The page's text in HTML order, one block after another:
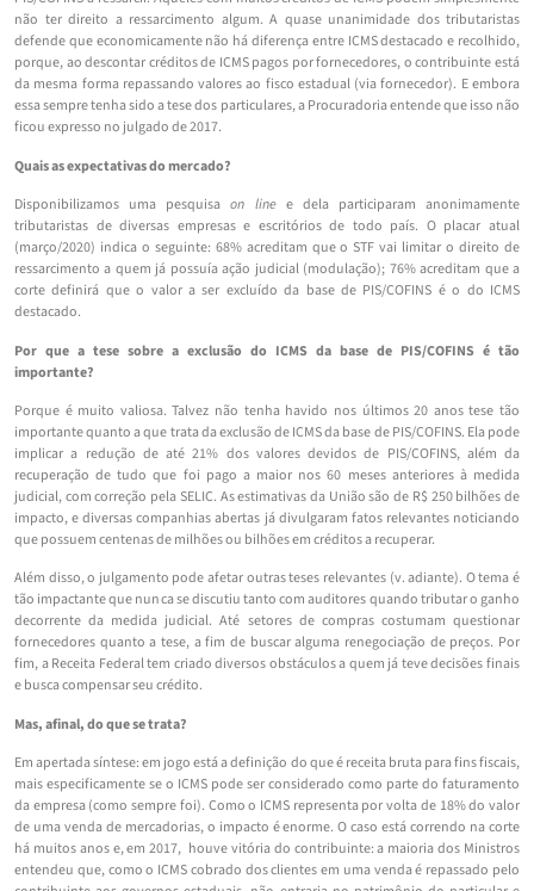
não ter direito a ressarcimento algum. A quase unanimidade dos tributaristas
defende que economicamente não há diferença entre ICMS destacado e recolhido,
porque, ao descontar créditos de ICMS pagos por fornecedores, o contribuinte está
da mesma forma repassando valores ao fisco estadual (via fornecedor). E embora
essa sempre tenha sido a tese dos particulares, a Procuradoria entende que isso não
ficou expresso no julgado de 2017.
Quais as expectativas do mercado?
Disponibilizamos uma pesquisaon linee dela participaram anonimamente
tributaristas de diversas empresas e escritórios de todo país. O placar atual
(março/2020) indica o seguinte: 68% acreditam que o STF vai limitar o direito de
ressarcimento a quem já possuía ação judicial (modulação); 76% acreditam que a
corte definirá que o valor a ser excluído da base de PIS/COFINS é o do ICMS
destacado.
Por que a tese sobre a exclusão do ICMS da base de PIS/COFINS é tão
importante?
Porque é muito valiosa. Talvez não tenha havido nos últimos 20 anos tese tão
importante quanto a que trata da exclusão de ICMS da base de PIS/COFINS. Ela pode
implicar a redução de até 21% dos valores devidos de PIS/COFINS, além da
recuperação de tudo que foi pago a maior nos 60 meses anteriores à medida
judicial, com correção pela SELIC. As estimativas da União são de R$ 250 bilhões de
impacto, e diversas companhias abertas já divulgaram fatos relevantes noticiando
que possuem centenas de milhões ou bilhões em créditos a recuperar.
Além disso, o julgamento pode afetar outras teses relevantes (v. adiante). O tema é
tão impactante que nunca se discutiu tanto com auditores quando tributar o ganho
decorrente da medida judicial. Até setores de compras costumam questionar
fornecedores quanto a tese, a fim de buscar alguma renegociação de preços. Por
fim, a Receita Federal tem criado diversos obstáculos a quem já teve decisões finais
e busca compensar seu crédito.
Mas, afinal, do que se trata?
Em apertada síntese: em jogo está a definição do que é receita bruta para fins fiscais,
mais especificamente se o ICMS pode ser considerado como parte do faturamento
da empresa (como sempre foi). Como o ICMS representa por volta de 18% do valor
de uma venda de mercadorias, o impacto é enorme. O caso está correndo na corte
há muitos anos e, em 2017, houve vitória do contribuinte: a maioria dos Ministros
entendeu que, como o ICMS cobrado dos clientes em uma venda é repassado pelo